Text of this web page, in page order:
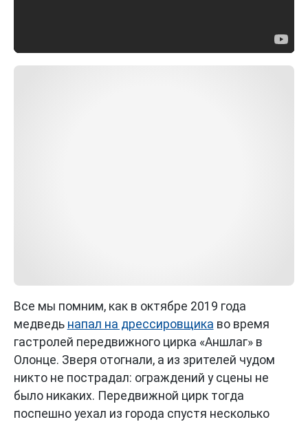
Все мы помним, как в октябре 2019 года
медведь напал на дрессировщика во время
гастролей передвижного цирка «Аншлаг» в
Олонце. Зверя отогнали, а из зрителей чудом
никто не пострадал: ограждений у сцены не
было никаких. Передвижной цирк тогда
поспешно уехал из города спустя несколько